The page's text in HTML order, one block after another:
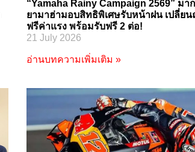
“Yamaha Rainy Campaign 2569” ม
ยามาฮ่ามอบสิทธิพิเศษรับหน้าฝน เปลี่ยน
ฟรีค่าแรง พร้อมรับฟรี 2 ต่อ!
21 July 2026
อ่านบทความเพิ่มเติม »